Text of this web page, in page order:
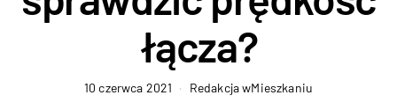
łącza?
10 czerwca 2021 Redakcja wMieszkaniu